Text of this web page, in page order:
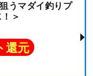
うマダイ釣りプ
＞
還元